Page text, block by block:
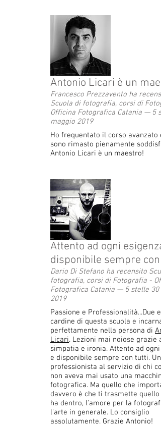
Antonio Licari è un
Francesco Prezzavento ha
Scuola di fotografia, corsi di
Officina Fotografica Catania — 5
maggio 2019
Ho frequentato il corso avanzato
sono rimasto pienamente
Antonio Licari è un maestro!
Attento ad ogni esigenza
disponibile sempre con
Dario Di Stefano ha recensito
fotografia, corsi di Fotografia -
Fotografica Catania — 5 stelle 30
2019
Passione e Professionalità...Due
cardine di questa scuola e
perfettamente nella persona di
Licari. Lezioni mai noiose grazie
simpatia e ironia. Attento ad ogni
e disponibile sempre con tutti. Un
professionista al servizio di chi
non aveva mai usato una macchina
fotografica. Ma quello che importa
davvero è che ti trasmette quello
ha dentro, l'amore per la
l'arte in generale. Lo consiglio
assolutamente. Grazie Antonio!